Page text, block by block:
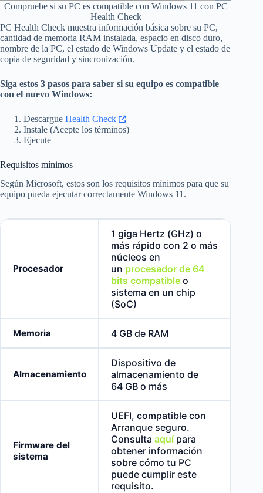
Compruebe si su PC es compatible con Windows 11 con PC
Health Check
PC Health Check muestra información básica sobre su PC,
cantidad de memoria RAM instalada, espacio en disco duro,
nombre de la PC, el estado de Windows Update y el estado de
copia de seguridad y sincronización.
Siga estos 3 pasos para saber si su equipo es compatible
con el nuevo Windows:
Descargue Health Check
Instale (Acepte los términos)
Ejecute
Requisitos mínimos
Según Microsoft, estos son los requisitos mínimos para que su
equipo pueda ejecutar correctamente Windows 11.
Procesador
1 giga Hertz (GHz) o
más rápido con 2 o más
núcleos en
un procesador de 64
bits compatible o
sistema en un chip
(SoC)
Memoria 4 GB de RAM
Almacenamiento
Dispositivo de
almacenamiento de
64 GB o más
Firmware del
sistema
UEFI, compatible con
Arranque seguro.
Consulta aquípara
obtener información
sobre cómo tu PC
puede cumplir este
requisito.